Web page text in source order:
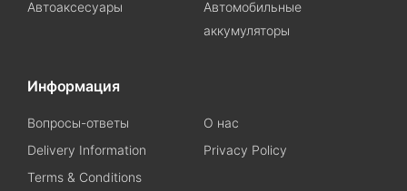
Автоаксесуары
Автомобильные
аккумуляторы
Информация
Вопросы-ответы
О нас
Delivery Information
Privacy Policy
Terms & Conditions